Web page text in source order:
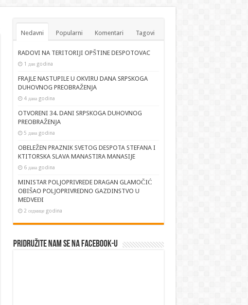
Nedavni Popularni Komentari Tagovi
RADOVI NA TERITORIJI OPŠTINE DESPOTOVAC
1 дан godina
FRAJLE NASTUPILE U OKVIRU DANA SRPSKOGA
DUHOVNOG PREOBRAŽENJA
4 дана godina
OTVORENI 34. DANI SRPSKOGA DUHOVNOG
PREOBRAŽENJA
5 дана godina
OBELEŽEN PRAZNIK SVETOG DESPOTA STEFANA I
KTITORSKA SLAVA MANASTIRA MANASIJE
6 дана godina
MINISTAR POLJOPRIVREDE DRAGAN GLAMOČIĆ
OBIŠAO POLJOPRIVREDNO GAZDINSTVO U
MEDVEĐI
2 седмице godina
Pridružite nam se na Facebook-u